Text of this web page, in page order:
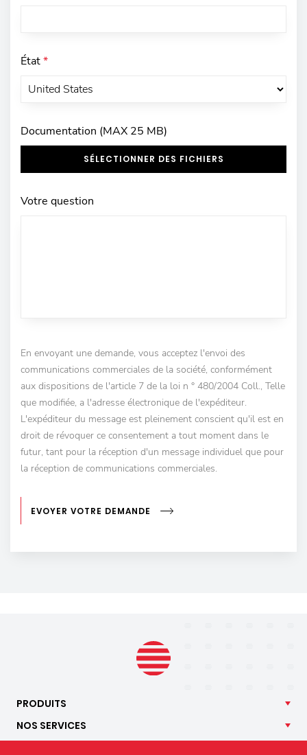
État*
Documentation (MAX 25 MB)
SÉLECTIONNER DES FICHIERS
Votre question
En envoyant une demande, vous acceptez l'envoi des
communications commerciales de la société, conformément
aux dispositions de l'article 7 de la loi n ° 480/2004 Coll., Telle
que modifiée, a l'adresse électronique de l'expéditeur.
L'expéditeur du message est pleinement conscient qu'il est en
droit de révoquer ce consentement a tout moment dans le
futur, tant pour la réception d'un message individuel que pour
la réception de communications commerciales.
EVOYER VOTRE DEMANDE
PRODUITS
NOS SERVICES